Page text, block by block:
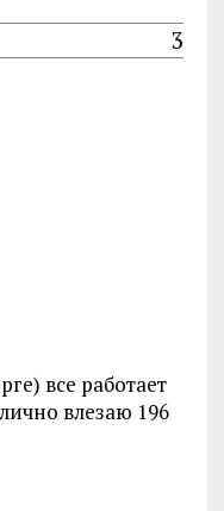
3
все работает
влезаю 196